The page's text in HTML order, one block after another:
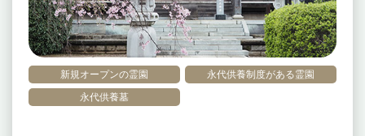
新規オープンの霊園
永代供養制度がある霊園
永代供養墓